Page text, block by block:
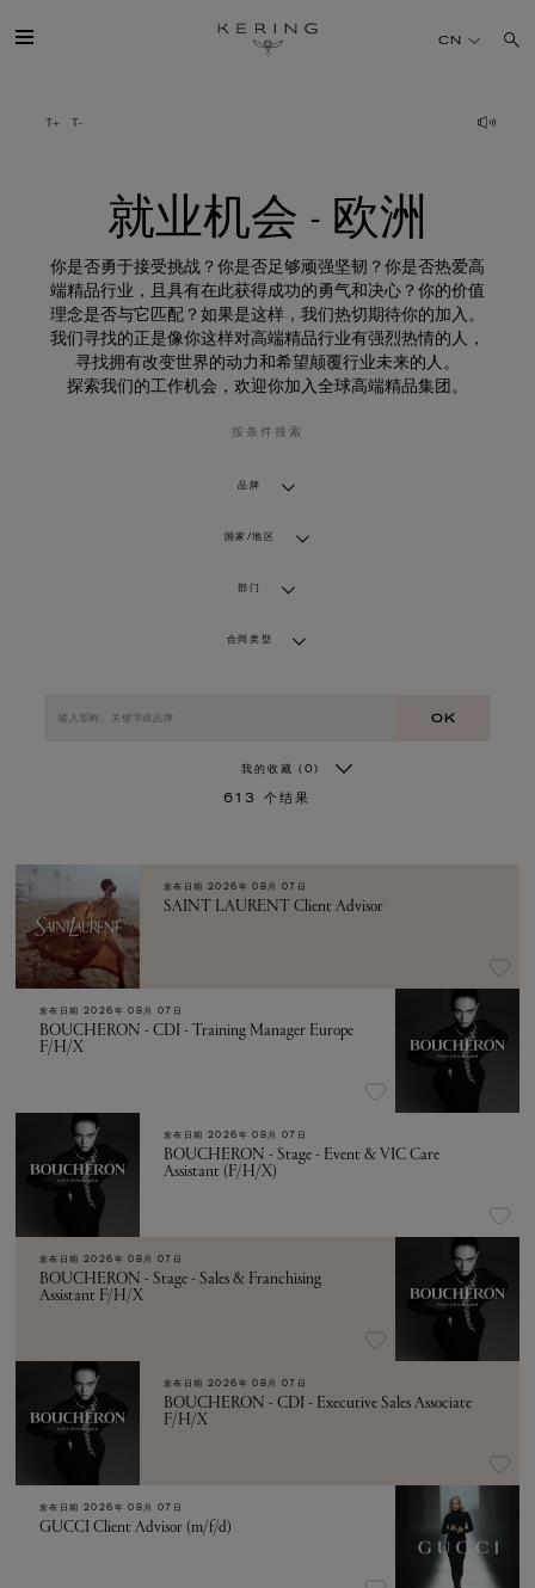
业
机
可持续发展
FINANCE
加入我们
CN
就业机会 - 欧洲
你是否勇于接受挑战？你是否足够顽强坚韧？你是否热爱高
端精品行业，且具有在此获得成功的勇气和决心？你的价值
理念是否与它匹配？如果是这样，我们热切期待你的加入。
我们寻找的正是像你这样对高端精品行业有强烈热情的人，
寻找拥有改变世界的动力和希望颠覆行业未来的人。
探索我们的工作机会，欢迎你加入全球高端精品集团。
按条件搜索
品牌
国家/地区
部门
合同类型
OK
我的收藏 (0)
613 个结果
发布日期 2026年 08月 07日
SAINT LAURENT Client Advisor
发布日期 2026年 08月 07日
BOUCHERON - CDI - Training Manager Europe
F/H/X
发布日期 2026年 08月 07日
BOUCHERON - Stage - Event & VIC Care
Assistant (F/H/X)
发布日期 2026年 08月 07日
BOUCHERON - Stage - Sales & Franchising
Assistant F/H/X
发布日期 2026年 08月 07日
BOUCHERON - CDI - Executive Sales Associate
F/H/X
发布日期 2026年 08月 07日
GUCCI Client Advisor (m/f/d)